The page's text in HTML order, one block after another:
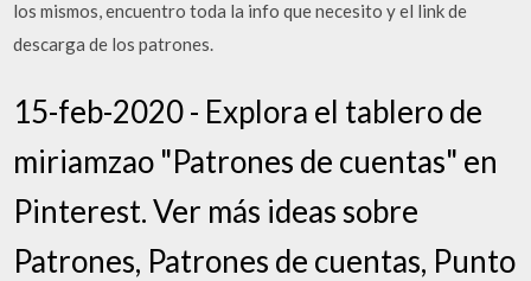
los mismos, encuentro toda la info que necesito y el link de
descarga de los patrones.
15-feb-2020 - Explora el tablero de
miriamzao "Patrones de cuentas" en
Pinterest. Ver más ideas sobre
Patrones, Patrones de cuentas, Punto